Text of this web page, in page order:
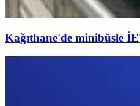
Kağıthane'de minibüsle